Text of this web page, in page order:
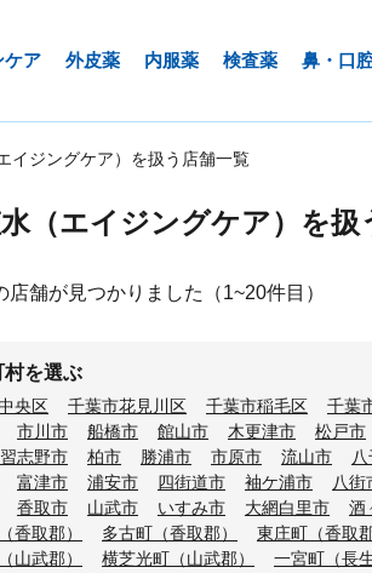
ケア 外皮薬 内服薬 検査薬 鼻・口
ジングケア）を扱う店舗一覧
エイジングケア）を扱
店舗が見つかりました （1~20件目）
村を選ぶ
央区 千葉市花見川区 千葉市稲毛区 千葉
市川市 船橋市 館山市 木更津市 松戸市
習志野市 柏市 勝浦市 市原市 流山市
富津市 浦安市 四街道市 袖ケ浦市 八街
香取市 山武市 いすみ市 大網白里市 酒
香取郡）
多古町（香取郡） 東庄町（香取郡
山武郡）
横芝光町（山武郡） 一宮町（長生